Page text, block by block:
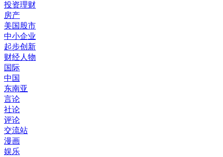
投资理财
房产
美国股市
中小企业
起步创新
财经人物
国际
中国
东南亚
言论
社论
评论
交流站
漫画
娱乐